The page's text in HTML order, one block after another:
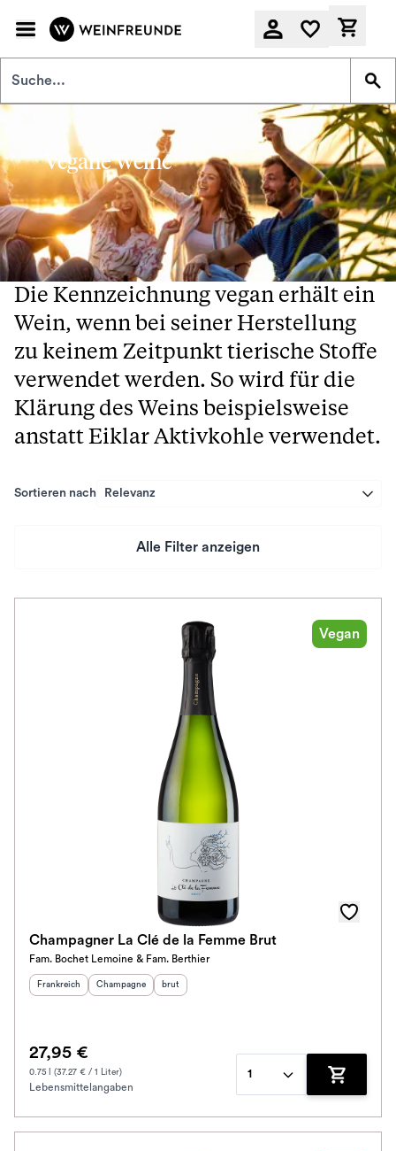
Vegane Weine
Die Kennzeichnung vegan erhält ein
Wein, wenn bei seiner Herstellung
zu keinem Zeitpunkt tierische Stoffe
verwendet werden. So wird für die
Klärung des Weins beispielsweise
anstatt Eiklar Aktivkohle verwendet.
Sortieren nach Relevanz
Alle Filter anzeigen
Prickler Art
Schmeckt nach
Vegan
Champagner La Clé de la Femme Brut
Fam. Bochet Lemoine & Fam. Berthier
Herkunftsland
Frankreich Herkunftsregion :
Champagne Geschmack
brut
27,95 €
0.75 l (37.27 € / 1 Liter)
Lebensmittelangaben
1
Zum